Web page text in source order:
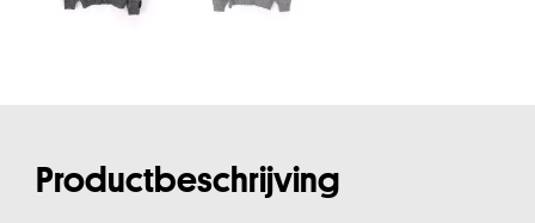
Productbeschrijving